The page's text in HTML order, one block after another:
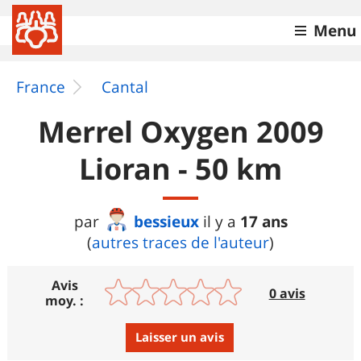
Menu
France Cantal
Merrel Oxygen 2009
Lioran - 50 km
par bessieux il y a 17 ans
(autres traces de l'auteur)
Avis
moy. :
0 avis
Laisser un avis